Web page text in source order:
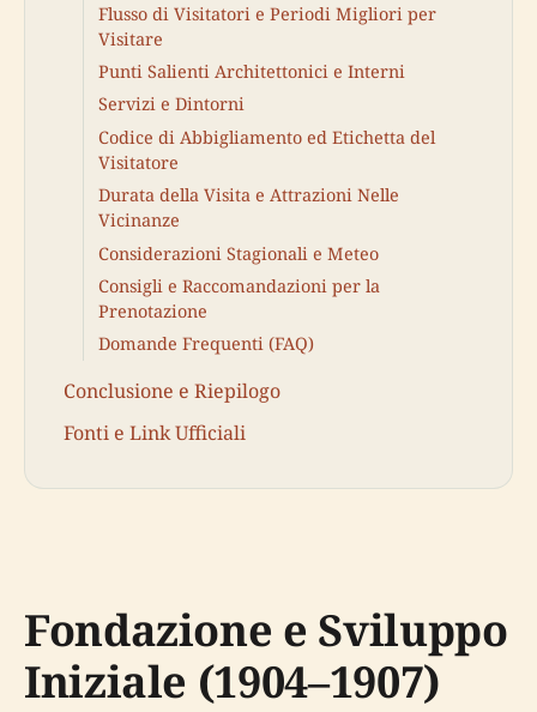
Flusso di Visitatori e Periodi Migliori per
Visitare
Punti Salienti Architettonici e Interni
Servizi e Dintorni
Codice di Abbigliamento ed Etichetta del
Visitatore
Durata della Visita e Attrazioni Nelle
Vicinanze
Considerazioni Stagionali e Meteo
Consigli e Raccomandazioni per la
Prenotazione
Domande Frequenti (FAQ)
Conclusione e Riepilogo
Fonti e Link Ufficiali
Fondazione e Sviluppo
Iniziale (1904–1907)